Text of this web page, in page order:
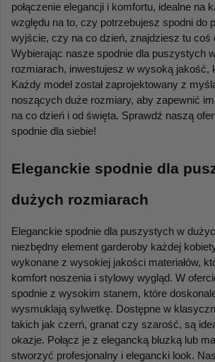
połączenie elegancji i komfortu, idealne na
względu na to, czy potrzebujesz spodni do
wyjście, czy na co dzień, znajdziesz tu coś
Wybierając nasze spodnie dla puszystych
rozmiarach, inwestujesz w wysoką jakość,
Każdy model został zaprojektowany z
noszących duże rozmiary, aby zapewnić
na co dzień i od święta. Sprawdź naszą
spodnie dla siebie!
Eleganckie spodnie dla
dużych rozmiarach
Eleganckie spodnie dla puszystych w
niezbędny element garderoby każdej
wykonane z wysokiej jakości materiałów,
komfort noszenia i stylowy wygląd. W
spodnie z wysokim stanem, które
wysmuklają sylwetkę. Dostępne w
takich jak czerń, granat czy szarość, są
okazje. Połącz je z elegancką bluzką lub
stworzyć profesjonalny i elegancki look.